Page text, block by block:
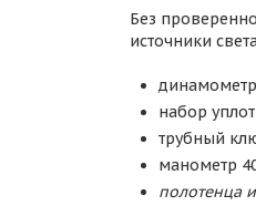
Без
источники
набор
трубный
манометр
полотенца